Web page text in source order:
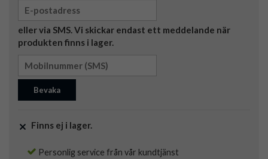
eller via SMS. Vi skickar endast ett meddelande när
produkten finns i lager.
Bevaka
Finns ej i lager.
Personlig service från vår kundtjänst